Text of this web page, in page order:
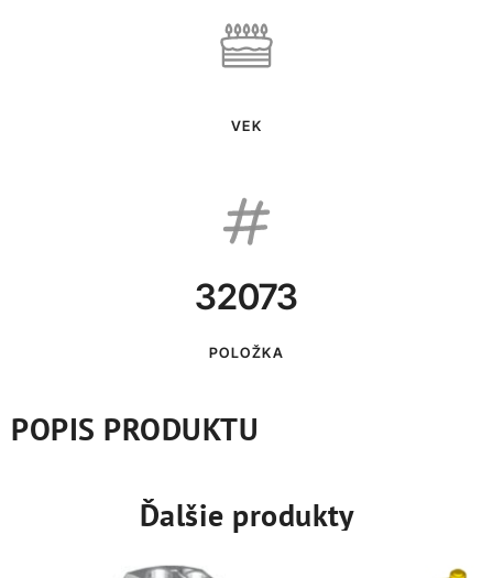
VEK
32073
POLOŽKA
POPIS PRODUKTU
Ďalšie produkty